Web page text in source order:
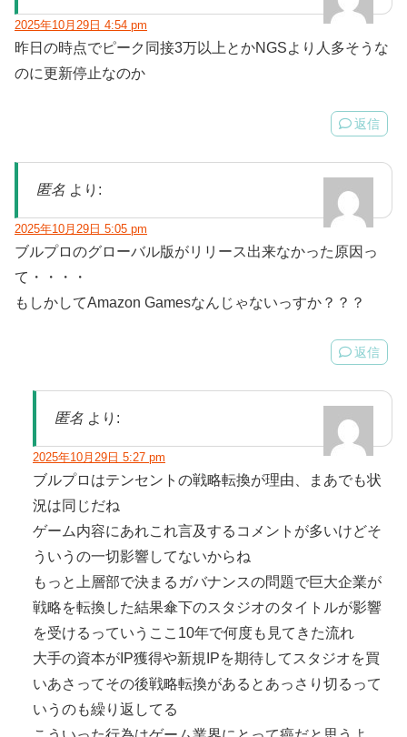
2025年10月29日 4:54 pm
昨日の時点でピーク同接3万以上とかNGSより人多そうな
のに更新停止なのか
返信
匿名 より:
2025年10月29日 5:05 pm
ブルプロのグローバル版がリリース出来なかった原因っ
て・・・・
もしかしてAmazon Gamesなんじゃないっすか？？？
返信
匿名 より:
2025年10月29日 5:27 pm
ブルプロはテンセントの戦略転換が理由、まあでも状
況は同じだね
ゲーム内容にあれこれ言及するコメントが多いけどそ
ういうの一切影響してないからね
もっと上層部で決まるガバナンスの問題で巨大企業が
戦略を転換した結果傘下のスタジオのタイトルが影響
を受けるっていうここ10年で何度も見てきた流れ
大手の資本がIP獲得や新規IPを期待してスタジオを買
いあさってその後戦略転換があるとあっさり切るって
いうのも繰り返してる